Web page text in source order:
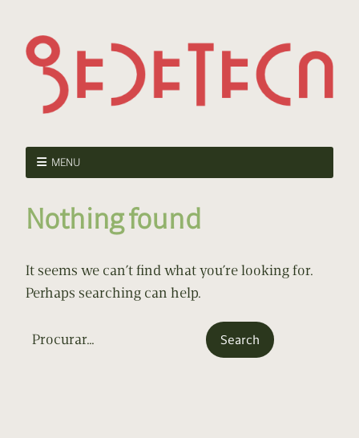
MENU
Nothing found
It seems we can’t find what you’re looking for.
Perhaps searching can help.